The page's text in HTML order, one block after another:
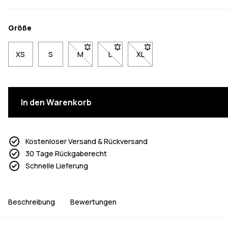
Größe
XS S M- Größe M nicht verfügbar. Klicke, um
L- Größe L nicht verfügbar. Klicke,
XL- Größe XL nicht
In den Warenkorb
Kostenloser Versand & Rückversand
30 Tage Rückgaberecht
Schnelle Lieferung
Beschreibung Bewertungen